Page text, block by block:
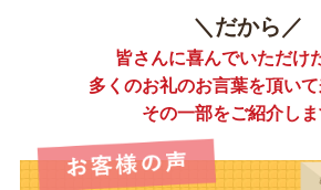
＼だから／
皆さんに喜んでいただけ
多くのお礼のお言葉を頂いて
その一部をご紹介しま